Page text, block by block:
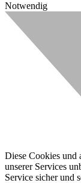
Notwendig
Diese Cookies und
unserer Services
Service sicher und